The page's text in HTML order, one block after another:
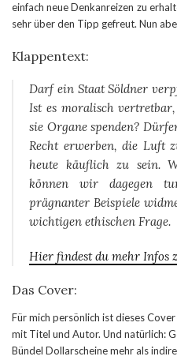
einfach neue Denkanreizen zu
sehr über den Tipp gefreut. Nun
Klappentext:
Darf ein Staat Söldner
Ist es moralisch
sie Organe spenden?
Recht erwerben, die Luft
heute käuflich zu sein.
können wir dagegen
prägnanter Beispiele
wichtigen ethischen Frage.
Hier findest du mehr Infos
Das Cover:
Für mich persönlich ist dieses
mit Titel und Autor. Und natürlich:
Bündel Dollarscheine mehr als